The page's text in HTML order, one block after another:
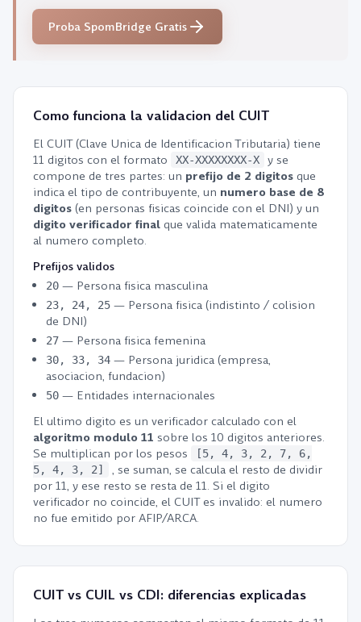
Proba SpomBridge Gratis
Como funciona la validacion del CUIT
El CUIT (Clave Unica de Identificacion Tributaria) tiene
11 digitos con el formato
XX-XXXXXXXX-X
y se
compone de tres partes: un prefijo de 2 digitos que
indica el tipo de contribuyente, un numero base de 8
digitos (en personas fisicas coincide con el DNI) y un
digito verificador final que valida matematicamente
al numero completo.
Prefijos validos
20 — Persona fisica masculina
23, 24, 25 — Persona fisica (indistinto / colision
de DNI)
27 — Persona fisica femenina
30, 33, 34 — Persona juridica (empresa,
asociacion, fundacion)
50 — Entidades internacionales
El ultimo digito es un verificador calculado con el
algoritmo modulo 11 sobre los 10 digitos anteriores.
Se multiplican por los pesos
[5, 4, 3, 2, 7, 6,
5, 4, 3, 2]
, se suman, se calcula el resto de dividir
por 11, y ese resto se resta de 11. Si el digito
verificador no coincide, el CUIT es invalido: el numero
no fue emitido por AFIP/ARCA.
CUIT vs CUIL vs CDI: diferencias explicadas